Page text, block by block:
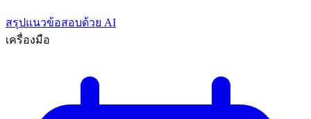
สรุปแนวข้อสอบด้วย AI
เครื่องมือ